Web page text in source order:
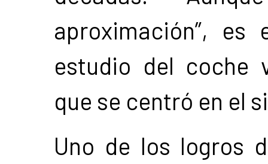
aproximación”, es
estudio del coche
que se centró en el
Uno de los logros